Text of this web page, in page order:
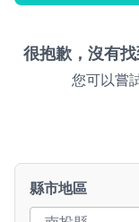
很抱歉，沒有找
您可以嘗
縣市地區